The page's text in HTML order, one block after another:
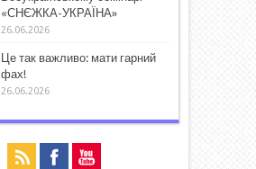
«СНЄЖКА-УКРАЇНА»
26.06.2026
Це так важливо: мати гарний
фах!
26.06.2026